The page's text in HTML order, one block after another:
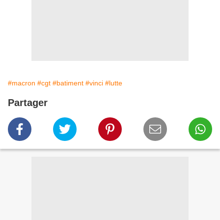
#macron #cgt #batiment #vinci #lutte
Partager